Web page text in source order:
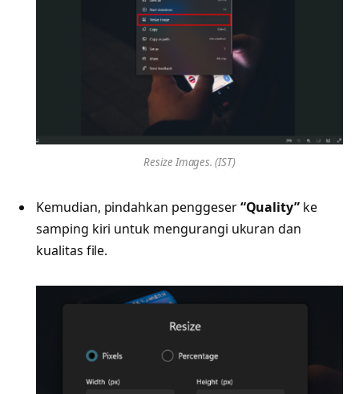
Resize Images. (IST)
Kemudian, pindahkan penggeser“Quality” ke
samping kiri untuk mengurangi ukuran dan
kualitas file.